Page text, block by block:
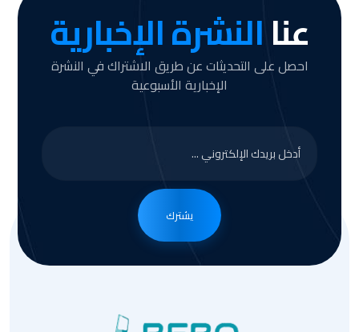
عناالنشرة الإخبارية
احصل على التحديثات عن طريق الاشتراك في النشرة
الإخبارية الأسبوعية
يشترك